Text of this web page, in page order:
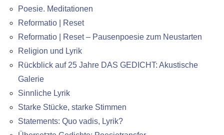
Poesie. Meditationen
Reformatio | Reset
Reformatio | Reset – Pausenpoesie zum Neustarten
Religion und Lyrik
Rückblick auf 25 Jahre DAS GEDICHT: Akustische
Galerie
Sinnliche Lyrik
Starke Stücke, starke Stimmen
Statements: Quo vadis, Lyrik?